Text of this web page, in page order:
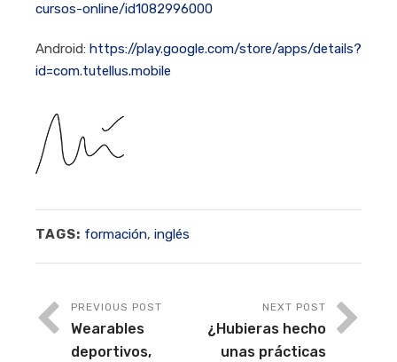
cursos-online/id1082996000
Android: https://play.google.com/store/apps/details?
id=com.tutellus.mobile
TAGS: formación, inglés
PREVIOUS POST
Wearables
deportivos,
NEXT POST
¿Hubieras hecho
unas prácticas